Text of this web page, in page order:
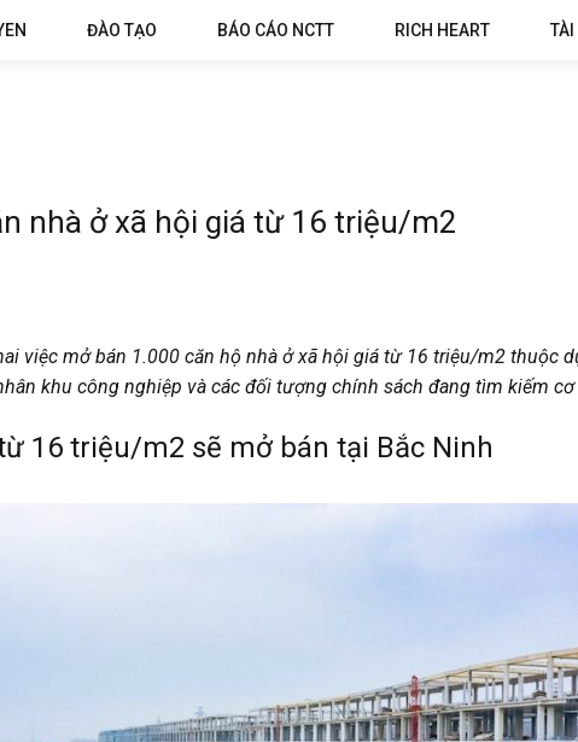
ĐÀO TẠO BÁO CÁO NCTT RICH HEART TÀI
nhà ở xã hội giá từ 16 triệu/m2
việc mở bán 1.000 căn hộ nhà ở xã hội giá từ 16 triệu/m2 thuộc
khu công nghiệp và các đối tượng chính sách đang tìm kiếm
16 triệu/m2 sẽ mở bán tại Bắc Ninh